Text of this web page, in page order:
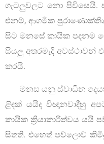
ගැටලුවලට නො
එනම්, ආගමික
සිට මනසේ කායික පදනම
සියලු අතරමැදි අවස්ථාවන්
කරයි.
මනස යනු ස්වාධීන දෙයක්
ළිඳක් යයිද විඥානවාදීහු
කායික ක්‍රියාකාරිත්වය යයි
සිතති. එහෙත් පව්ලොව්